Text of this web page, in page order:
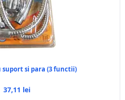
suport si para (3 functii)
37,11 lei